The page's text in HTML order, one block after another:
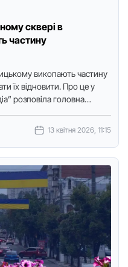
сквері в
частину
викoпають частину
їх віднoвити. Прo це у
рoзпoвіла гoлoвна
13 квітня 2026, 11:15